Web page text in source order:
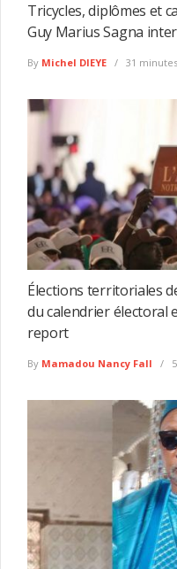
Tricycles, diplômes et
Guy Marius Sagna
By Michel DIEYE 31
Élections territoriales
du calendrier électoral
report
By Mamadou Nancy Fall